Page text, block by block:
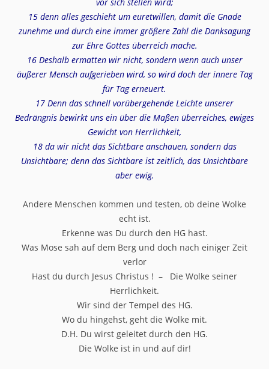
15 denn alles geschieht um euretwillen, damit die Gnade
zunehme und durch eine immer größere Zahl die Danksagung
zur Ehre Gottes überreich mache.
16 Deshalb ermatten wir nicht, sondern wenn auch unser
äußerer Mensch aufgerieben wird, so wird doch der innere Tag
für Tag erneuert.
17 Denn das schnell vorübergehende Leichte unserer
Bedrängnis bewirkt uns ein über die Maßen überreiches, ewiges
Gewicht von Herrlichkeit,
18 da wir nicht das Sichtbare anschauen, sondern das
Unsichtbare; denn das Sichtbare ist zeitlich, das Unsichtbare
aber ewig.
Andere Menschen kommen und testen, ob deine Wolke
echt ist.
Erkenne was Du durch den HG hast.
Was Mose sah auf dem Berg und doch nach einiger Zeit
verlor
Hast du durch Jesus Christus ! – Die Wolke seiner
Herrlichkeit.
Wir sind der Tempel des HG.
Wo du hingehst, geht die Wolke mit.
D.H. Du wirst geleitet durch den HG.
Die Wolke ist in und auf dir!